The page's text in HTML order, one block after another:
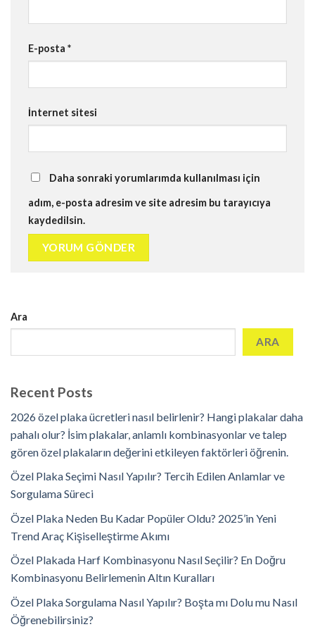
E-posta *
İnternet sitesi
Daha sonraki yorumlarımda kullanılması için
adım, e-posta adresim ve site adresim bu tarayıcıya
kaydedilsin.
Ara
ARA
Recent Posts
2026 özel plaka ücretleri nasıl belirlenir? Hangi plakalar daha
pahalı olur? İsim plakalar, anlamlı kombinasyonlar ve talep
gören özel plakaların değerini etkileyen faktörleri öğrenin.
Özel Plaka Seçimi Nasıl Yapılır? Tercih Edilen Anlamlar ve
Sorgulama Süreci
Özel Plaka Neden Bu Kadar Popüler Oldu? 2025’in Yeni
Trend Araç Kişiselleştirme Akımı
Özel Plakada Harf Kombinasyonu Nasıl Seçilir? En Doğru
Kombinasyonu Belirlemenin Altın Kuralları
Özel Plaka Sorgulama Nasıl Yapılır? Boşta mı Dolu mu Nasıl
Öğrenebilirsiniz?